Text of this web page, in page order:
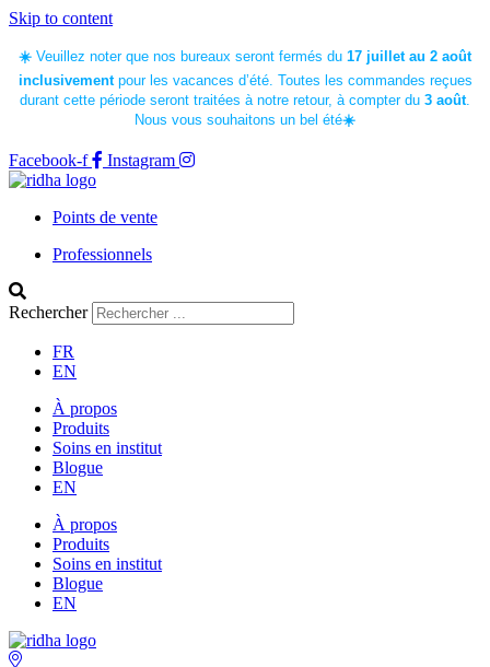
Skip to content
☀️ Veuillez noter que nos bureaux seront fermés du 17 juillet au 2 août
inclusivementpour les vacances d’été. Toutes les commandes reçues
durant cette période seront traitées à notre retour, à compter du 3 août.
Nous vous souhaitons un bel été☀️
Facebook-f Instagram
Points de vente
Professionnels
Rechercher
FR
EN
À propos
Produits
Soins en institut
Blogue
EN
À propos
Produits
Soins en institut
Blogue
EN